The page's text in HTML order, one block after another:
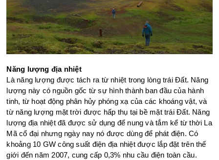
Năng lượng địa nhiệt
Là năng lượng được tách ra từ nhiệt trong lòng trái Đất. Năng
lượng này có nguồn gốc từ sự hình thành ban đầu của hành
tinh, từ hoạt động phân hủy phóng xạ của các khoáng vật, và
từ năng lượng mặt trời được hấp thụ tại bề mặt trái Đất. Năng
lượng địa nhiệt đã được sử dụng để nung và tắm kể từ thời La
Mã cổ đại nhưng ngày nay nó được dùng để phát điện. Có
khoảng 10 GW công suất điện địa nhiệt được lắp đặt trên thế
giới đến năm 2007, cung cấp 0,3% nhu cầu điện toàn cầu.